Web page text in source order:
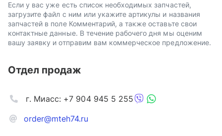
Если у вас уже есть список необходимых запчастей,
загрузите файл с ним или укажите артикулы и названия
запчастей в поле Комментарий, а также оставьте свои
контактные данные. В течение рабочего дня мы оценим
вашу заявку и отправим вам коммерческое предложение.
Отдел продаж
order@mteh74.ru
г. Миасс: +7 904 945 5 255